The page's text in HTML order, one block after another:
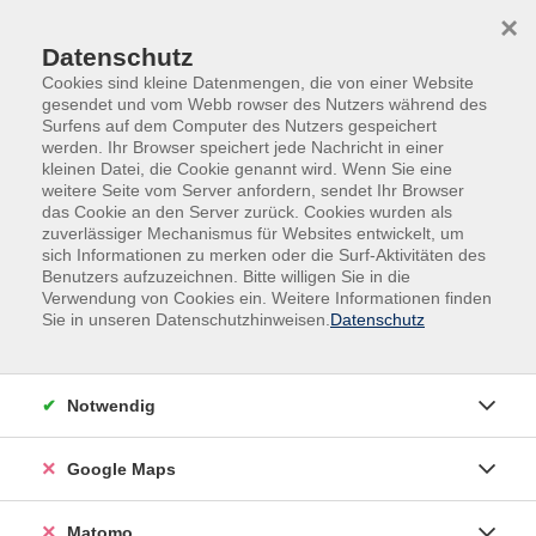
Text mit Teaser
Lorem ipsum dolor sit amet,
consectetur adipiscing elit.
Mauris id ipsum ut felis porttitor euismod. Morbi non
venenatis augue. Vivamus euismod vehicula arcu. Morbi et
sem nisl. Praesent non quam non massa aliquet ultricies
gravida vel nisl
Proin quis nibh venenatis, finibus sapien id, fringilla dolor.
Aenean euismod arcu nec enim feugiat maximus. Aenean
mollis eros eget elementum vulputate. Mauris fringilla
magna quis condimentum mattis. Proin quis lacus non elit
mollis viverra sed vel orci.
Datenschutz
Cookies sind kleine Datenmengen, die von einer Website
gesendet und vom Webb rowser des Nutzers während des
Surfens auf dem Computer des Nutzers gespeichert
werden. Ihr Browser speichert jede Nachricht in einer
kleinen Datei, die Cookie genannt wird. Wenn Sie eine
weitere Seite vom Server anfordern, sendet Ihr Browser
das Cookie an den Server zurück. Cookies wurden als
zuverlässiger Mechanismus für Websites entwickelt, um
sich Informationen zu merken oder die Surf-Aktivitäten des
Benutzers aufzuzeichnen. Bitte willigen Sie in die
Verwendung von Cookies ein. Weitere Informationen finden
Sie in unseren Datenschutzhinweisen. Datenschutz
×
Notwendig
Google Maps